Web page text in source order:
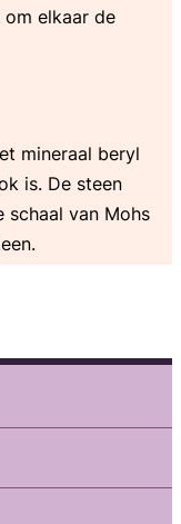
om elkaar de
mineraal beryl
is. De steen
schaal van Mohs